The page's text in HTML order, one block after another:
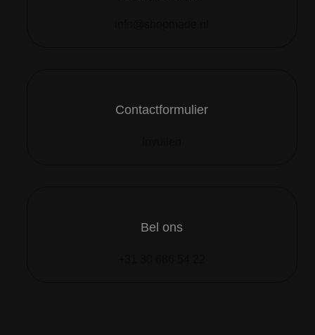
Contactformulier
Bel ons